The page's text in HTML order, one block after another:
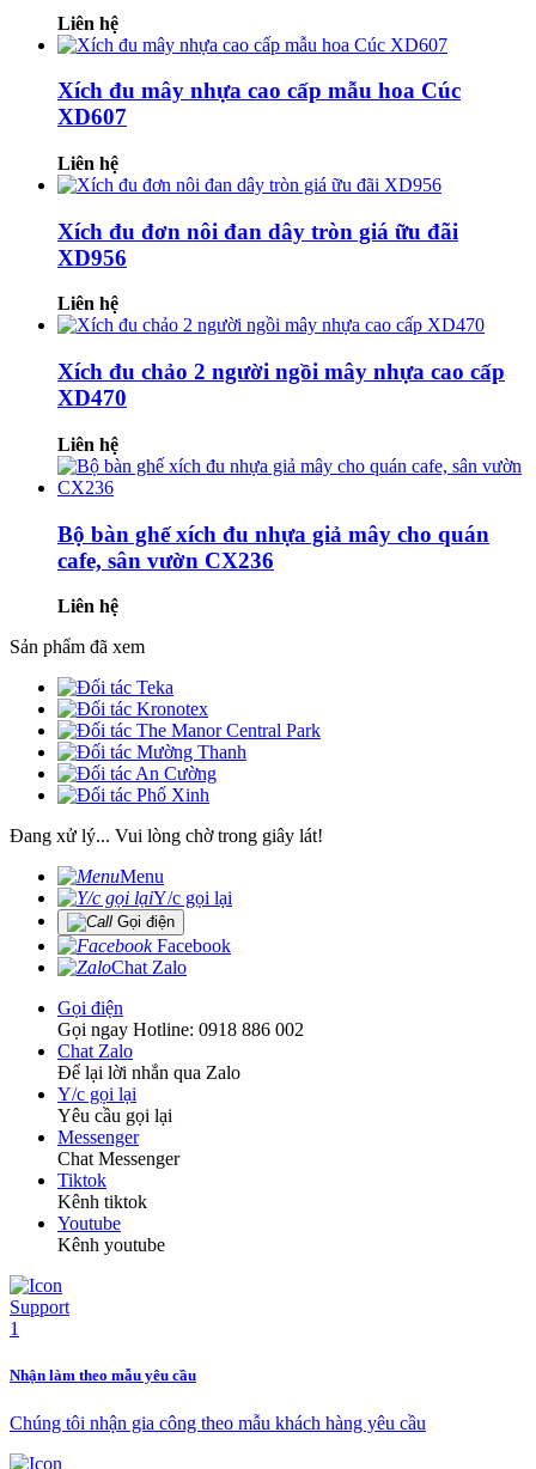
Liên hệ
Xích đu mây nhựa cao cấp mẫu hoa Cúc
XD607
Liên hệ
Xích đu đơn nôi đan dây tròn giá ữu đãi
XD956
Liên hệ
Xích đu chảo 2 người ngồi mây nhựa cao cấp
XD470
Liên hệ
Bộ bàn ghế xích đu nhựa giả mây cho quán
cafe, sân vườn CX236
Liên hệ
Sản phẩm đã xem
Đang xử lý... Vui lòng chờ trong giây lát!
Menu
Y/c gọi lại
Gọi điện
Facebook
Chat Zalo
Gọi điện
Gọi ngay Hotline: 0918 886 002
Chat Zalo
Để lại lời nhắn qua Zalo
Y/c gọi lại
Yêu cầu gọi lại
Messenger
Chat Messenger
Tiktok
Kênh tiktok
Youtube
Kênh youtube
Nhận làm theo mẫu yêu cầu
Chúng tôi nhận gia công theo mẫu khách hàng yêu cầu